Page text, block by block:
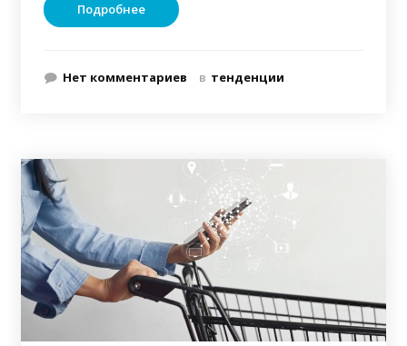
Подробнее
Нет комментариев в тенденции